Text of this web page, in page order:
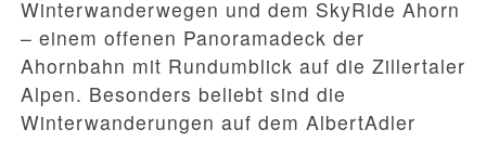
Winterwanderwegen und dem SkyRide Ahorn
– einem offenen Panoramadeck der
Ahornbahn mit Rundumblick auf die Zillertaler
Alpen. Besonders beliebt sind die
Winterwanderungen auf dem AlbertAdler